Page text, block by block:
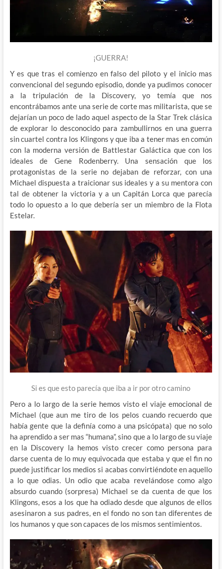
¡GUERRA!
Y es que tras el comienzo en falso del piloto y el inicio mas
convencional del segundo episodio, donde ya pudimos conocer
a la tripulación de la Discovery, yo temía que nos
encontrábamos ante una serie de corte mas militarista, que se
dejarían un poco de lado aquel aspecto de la Star Trek clásica
de explorar lo desconocido para zambullirnos en una guerra
sin cuartel contra los Klingons y que iba a tener mas en común
con la moderna versión de Battlestar Galáctica que con los
ideales de Gene Rodenberry. Una sensación que los
protagonistas de la serie no dejaban de reforzar, con una
Michael dispuesta a traicionar sus ideales y a su mentora con
tal de obtener la victoria y a un Capitán Lorca que parecía
todo lo opuesto a lo que debería ser un miembro de la Flota
Estelar.
Si es que esto parecía que iba a ir por otro camino
Pero a lo largo de la serie hemos visto el viaje emocional de
Michael (que aun me tiro de los pelos cuando recuerdo que
había gente que la definía como a una psicópata) que no solo
ha aprendido a ser mas “humana”, sino que a lo largo de su viaje
en la Discovery la hemos visto crecer como persona para
darse cuenta de lo muy equivocada que estaba y que el fin no
puede justificar los medios si acabas convirtiéndote en aquello
a lo que odias. Un odio que acaba revelándose como algo
absurdo cuando (sorpresa) Michael se da cuenta de que los
Klingons, esos a los que ha odiado desde que algunos de ellos
asesinaron a sus padres, en el fondo no son tan diferentes de
los humanos y que son capaces de los mismos sentimientos.